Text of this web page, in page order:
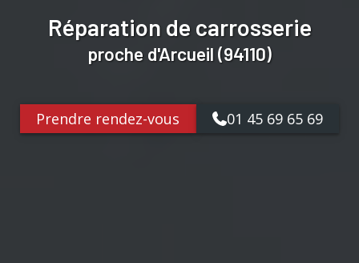
Réparation de carrosserie
proche d'Arcueil (94110)
Prendre rendez-vous 01 45 69 65 69